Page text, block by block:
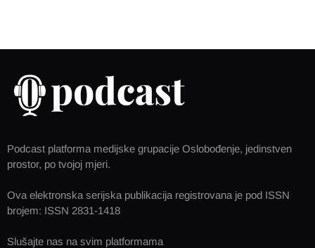
Podcast platforma medijske grupacije Oslobođenje, jedinstven
prostor, po tvojoj mjeri.
Ova elektronska serijska publikacija registrovana je pod ISSN
brojem: ISSN 2831-1418
Slušajte nas na svim platformama